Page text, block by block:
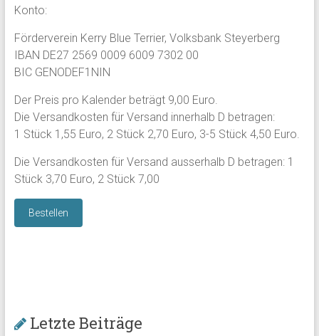
Konto:
Förderverein Kerry Blue Terrier, Volksbank Steyerberg
IBAN DE27 2569 0009 6009 7302 00
BIC GENODEF1NIN
Der Preis pro Kalender beträgt 9,00 Euro.
Die Versandkosten für Versand innerhalb D betragen:
1 Stück 1,55 Euro, 2 Stück 2,70 Euro, 3-5 Stück 4,50 Euro.
Die Versandkosten für Versand ausserhalb D betragen: 1
Stück 3,70 Euro, 2 Stück 7,00
Letzte Beiträge